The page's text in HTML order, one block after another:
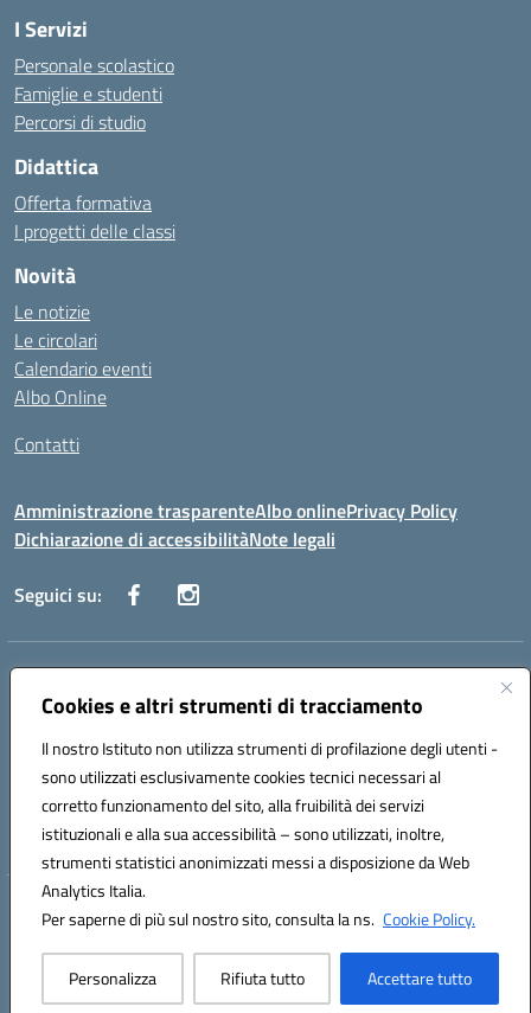
Cookies e altri strumenti di tracciamento
Il nostro Istituto non utilizza strumenti di profilazione degli utenti -
sono utilizzati esclusivamente cookies tecnici necessari al
corretto funzionamento del sito, alla fruibilità dei servizi
istituzionali e alla sua accessibilità – sono utilizzati, inoltre,
strumenti statistici anonimizzati messi a disposizione da Web
Analytics Italia.
Per saperne di più sul nostro sito, consulta la ns. Cookie Policy.
Personalizza Rifiuta tutto Accettare tutto
I Servizi
Personale scolastico
Famiglie e studenti
Percorsi di studio
Didattica
Offerta formativa
I progetti delle classi
Novità
Le notizie
Le circolari
Calendario eventi
Albo Online
Contatti
Amministrazione trasparenteAlbo onlinePrivacy Policy
Dichiarazione di accessibilitàNote legali
Seguici su:
Indirizzo:
Centralino:0881636571 Email:fgps040004@istruzione.it
Codice fiscale: 80031370713
Codice meccanografico:
FGPS040004
Codice Indice delle Pubbliche Amministrazioni (IPA): istsc_fgps040004
Hosting & Powered by 3D Solution S.r.l.
Concept & Design by Designers Italia